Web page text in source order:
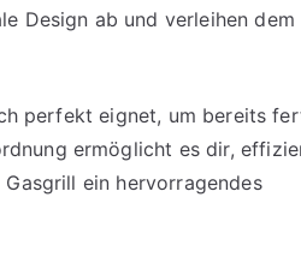
Design ab und verleihen dem
perfekt eignet, um bereits
ermöglicht es dir,
ein hervorragendes